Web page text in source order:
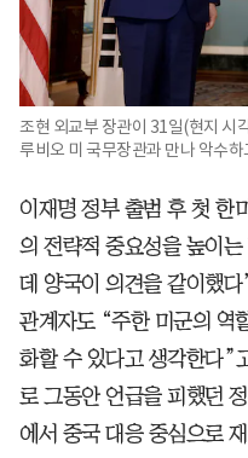
조현 외교부 장관이 31일(현지 시
루비오 미 국무장관과 만나 악수
이재명 정부 출범 후 첫 한
의 전략적 중요성을 높이
데 양국이 의견을 같이했
관계자도 “주한 미군의 역
화할 수 있다고 생각한다”
로 그동안 언급을 피했던
에서 중국 대응 중심으로